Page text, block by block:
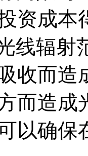
资成本
线辐射
收而造
而造成
以确保